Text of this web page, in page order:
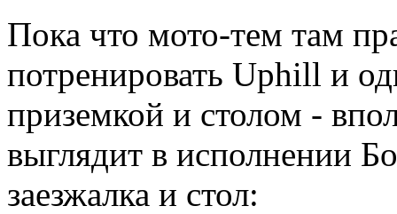
Пока что мото-тем там
потренировать Uphill и
приземкой и столом -
выглядит в исполнении
заезжалка и стол: